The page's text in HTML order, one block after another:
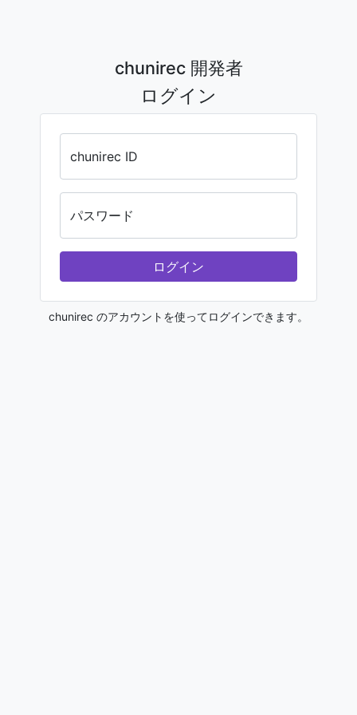
chunirec 開発者
ログイン
chunirec ID
パスワード
ログイン
chunirec のアカウントを使ってログインできます。